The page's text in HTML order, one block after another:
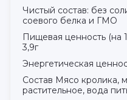
Чистый состав: без
соевого белка и ГМО
Пищевая ценность (на
3,9г
Энергетическая
Состав Мясо кролика,
растительное, вода